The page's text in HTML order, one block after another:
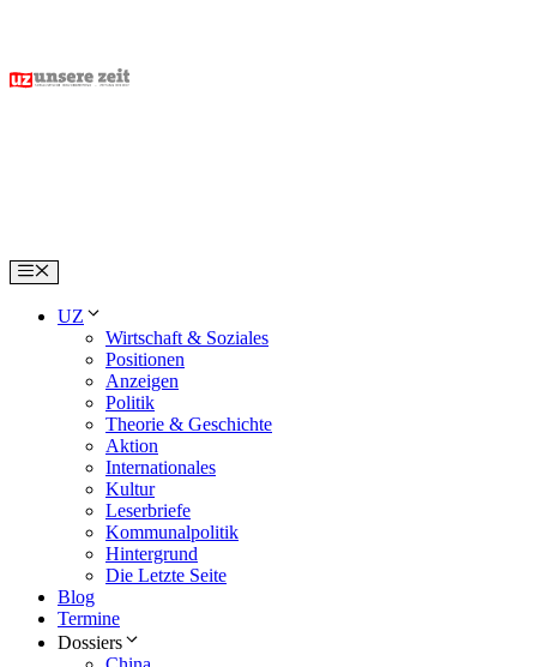
content
Menu
UZ
Wirtschaft & Soziales
Positionen
Anzeigen
Politik
Theorie & Geschichte
Aktion
Internationales
Kultur
Leserbriefe
Kommunalpolitik
Hintergrund
Die Letzte Seite
Blog
Termine
Dossiers